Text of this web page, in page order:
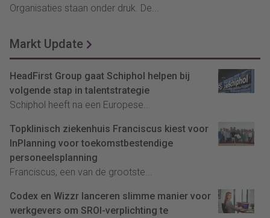
Organisaties staan onder druk. De...
Markt Update
HeadFirst Group gaat Schiphol helpen bij
volgende stap in talentstrategie
Schiphol heeft na een Europese...
Topklinisch ziekenhuis Franciscus kiest voor
InPlanning voor toekomstbestendige
personeelsplanning
Franciscus, een van de grootste...
Codex en Wizzr lanceren slimme manier voor
werkgevers om SROI-verplichting te